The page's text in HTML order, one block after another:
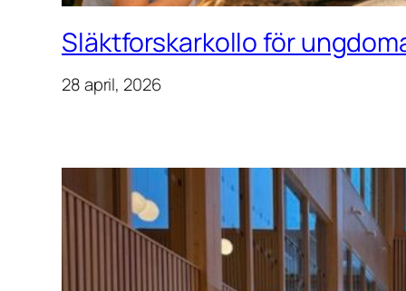
Släktforskarkollo för
28 april, 2026